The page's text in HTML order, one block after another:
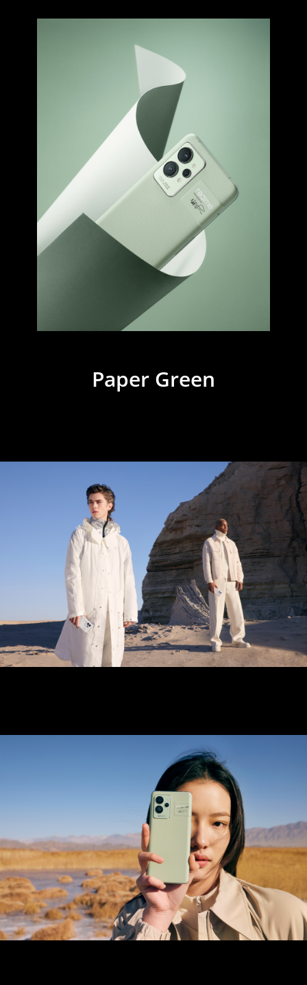
Paper Green